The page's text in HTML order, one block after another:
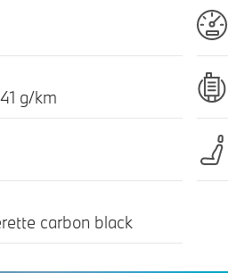
g/km
carbon black